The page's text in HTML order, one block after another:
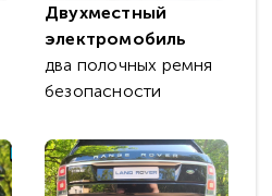
Двухместный
электромобиль
два полочных ремня
безопасности